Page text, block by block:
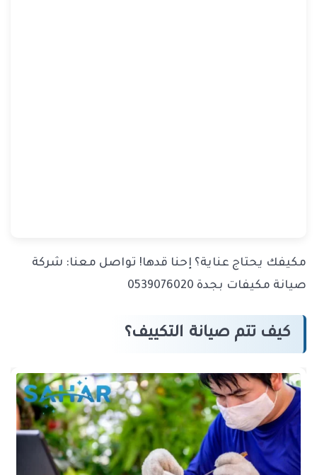
مكيفك يحتاج عناية؟ إحنا قدها! تواصل معنا: شركة
صيانة مكيفات بجدة 0539076020
كيف تتم صيانة التكييف؟